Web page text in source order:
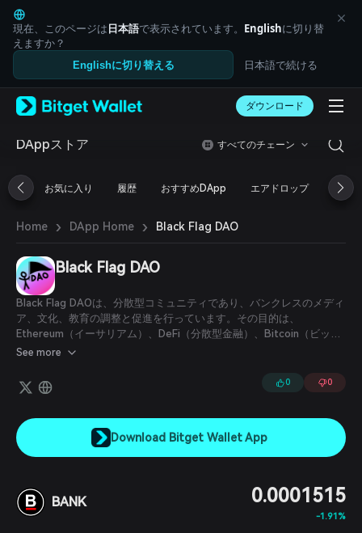
English
日本語
Tiếng Việt
Русский
Español (Latinoamérica)
Italiano
Deutsch
繁體中文
Português (Portugal)
ภาษาไทย
العربية
हिन्दी
বাংলা
Español
Português (Brasil)
Español (Argentina)
現在、このページは日本語で表示されています。 Englishに切り替
えますか？
Englishに切り替える 日本語で続ける
ダウンロード
DAppストア すべてのチェーン
お気に入り 履歴 おすすめDApp エアドロップ DeFi
Home › DApp Home › Black Flag DAO
Black Flag DAO
Black Flag DAOは、分散型コミュニティであり、バンクレスのメディ
ア、文化、教育の調整と促進を行っています。その目的は、
Ethereum（イーサリアム）、DeFi（分散型金融）、Bitcoin（ビット
コイン）などの真にバンクレスな金融システムの普及と認知度向上を
See more
0 0
Download Bitget Wallet App
BANK 0.0001515
-1.91%